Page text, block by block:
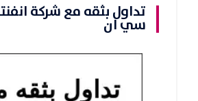
تداول بثقه مع شركة
سي ان